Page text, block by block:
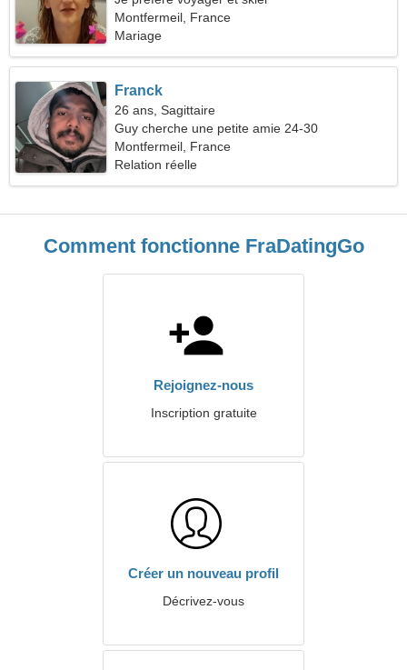
Montfermeil, France
Mariage
Franck
26 ans, Sagittaire
Guy cherche une petite amie 24-30
Montfermeil, France
Relation réelle
Comment fonctionne FraDatingGo
Rejoignez-nous
Inscription gratuite
Créer un nouveau profil
Décrivez-vous